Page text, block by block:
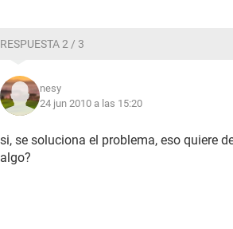
RESPUESTA 2 / 3
nesy
24 jun 2010 a las 15:20
si, se soluciona el problema, eso quiere
algo?